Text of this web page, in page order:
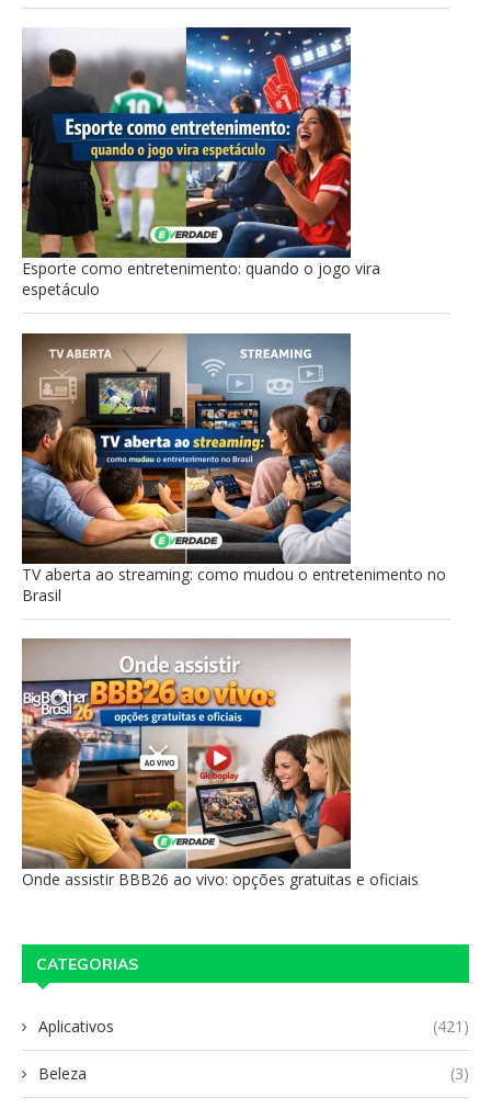
Esporte como entretenimento: quando o jogo vira
espetáculo
TV aberta ao streaming: como mudou o entretenimento no
Brasil
Onde assistir BBB26 ao vivo: opções gratuitas e oficiais
CATEGORIAS
Aplicativos (421)
Beleza (3)